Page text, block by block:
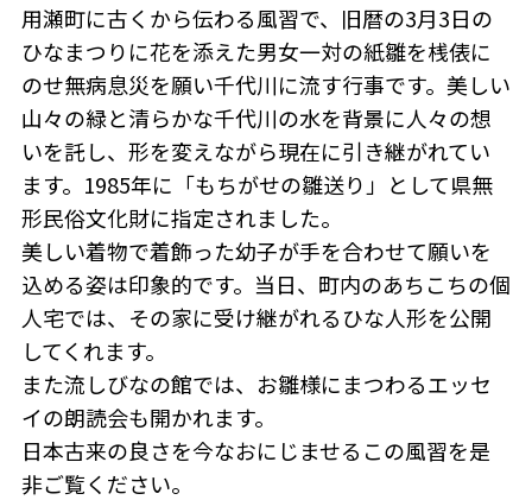
用瀬町に古くから伝わる風習で、旧暦の3月3日の
ひなまつりに花を添えた男女一対の紙雛を桟俵に
のせ無病息災を願い千代川に流す行事です。美しい
山々の緑と清らかな千代川の水を背景に人々の想
いを託し、形を変えながら現在に引き継がれてい
ます。1985年に「もちがせの雛送り」として県無
形民俗文化財に指定されました。
美しい着物で着飾った幼子が手を合わせて願いを
込める姿は印象的です。当日、町内のあちこちの個
人宅では、その家に受け継がれるひな人形を公開
してくれます。
また流しびなの館では、お雛様にまつわるエッセ
イの朗読会も開かれます。
日本古来の良さを今なおにじませるこの風習を是
非ご覧ください。